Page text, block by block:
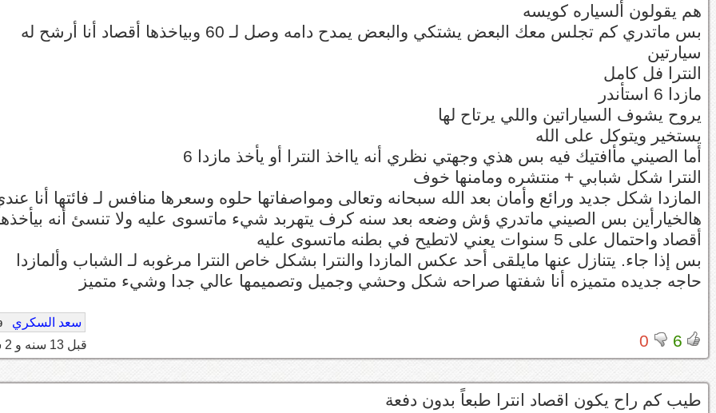
هم يقولون ألسياره كويسه
بس ماتدري كم تجلس معك البعض يشتكي والبعض يمدح دامه وصل لـ 60 وبياخذها أقصاد أنا أرشح له
سيارتين
النترا فل كامل
مازدا 6 استأندر
يروح يشوف السياراتين واللي يرتاح لها
يستخير ويتوكل على الله
أما الصيني مأافتيك فيه بس هذي وجهتي نظري أنه يااخذ النترا أو يأخذ مازدا 6
النترا شكل شبابي + منتشره ومامنها خوف
المازدا شكل جديد ورائع وأمان بعد الله سبحانه وتعالى ومواصفاتها حلوه وسعرها منافس لـ فائتها أنا
هالخيارأين بس الصيني ماتدري ؤش وضعه بعد سنه كرف يتهربد شيء ماتسوى عليه ولا تنسئ أنه
أقصاد واحتمال على 5 سنوات يعني لاتطيح في بطنه ماتسوى عليه
بس إذا جاء. يتنازل عنها مايلقى أحد عكس المازدا والنترا بشكل خاص النترا مرغوبه لـ الشباب وألمازدا
حاجه جديده متميزه أنا شفتها صراحه شكل وحشي وجميل وتصميمها عالي جدا وشيء متميز
6
0
سعد السكري
قبل 13 سنه و 2 شهر
طيب كم راح يكون اقصاد انترا طبعاً بدون دفعة